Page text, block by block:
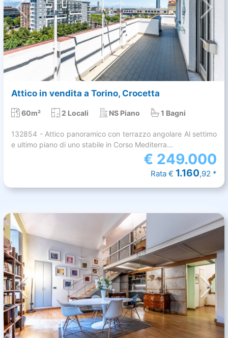
Attico in vendita a Torino, Crocetta
60m² 2 Locali NS Piano 1 Bagni
132854 - Attico panoramico con terrazzo angolare Al settimo
e ultimo piano di uno stabile in Corso Mediterra...
€ 249.000
Rata € 1.160,92 *